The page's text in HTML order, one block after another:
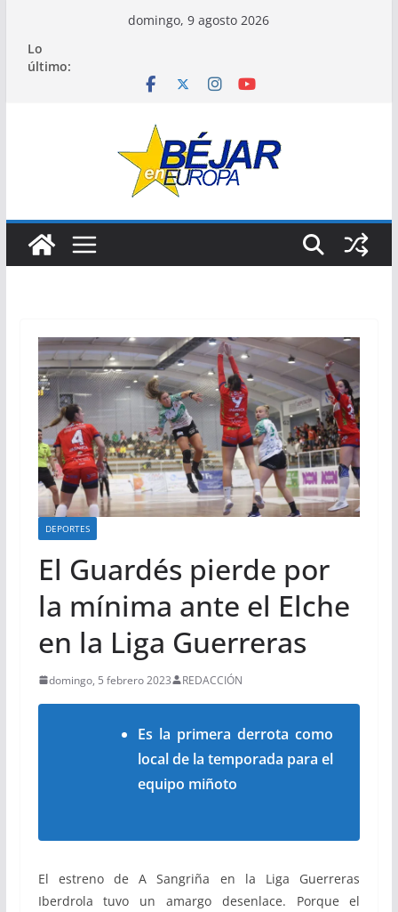
contenido
domingo, 9 agosto 2026
Lo
último:
DEPORTES
El Guardés pierde por
la mínima ante el Elche
en la Liga Guerreras
domingo, 5 febrero 2023 REDACCIÓN
Es la primera derrota como
local de la temporada para el
equipo miñoto
El estreno de A Sangriña en la Liga Guerreras
Iberdrola tuvo un amargo desenlace. Porque el